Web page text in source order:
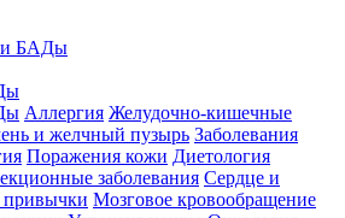
и БАДы
Аллергия Желудочно-кишечные
и желчный пузырь Заболевания
Поражения кожи Диетология
заболевания Сердце и
Мозговое кровообращение